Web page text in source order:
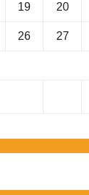
19 20
26 27